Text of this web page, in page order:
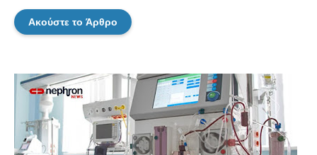
Ακούστε το Άρθρο